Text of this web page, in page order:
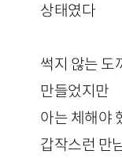
상태였다
썩지 않는 도
만들었지만
아는 체해야
갑작스런 만